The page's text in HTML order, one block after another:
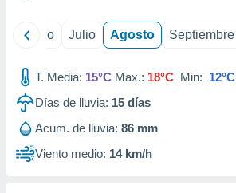
Junio Julio Agosto Septiembre
T. Media: 15°C Max.: 18°C Min: 12°C
Días de lluvia: 15 días
Acum. de lluvia: 86 mm
Viento medio: 14 km/h